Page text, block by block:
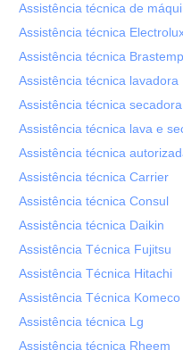
Assistência técnica de
Assistência técnica
Assistência técnica Brastemp
Assistência técnica lavadora
Assistência técnica secadora
Assistência técnica lava e
Assistência técnica
Assistência técnica Carrier
Assistência técnica Consul
Assistência técnica Daikin
Assistência Técnica Fujitsu
Assistência Técnica Hitachi
Assistência Técnica Komeco
Assistência técnica Lg
Assistência técnica Rheem